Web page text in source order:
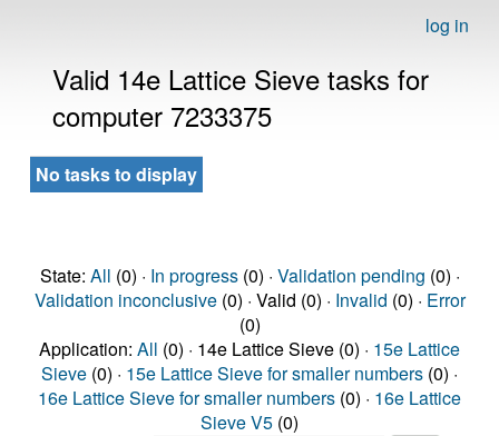
log in
Valid 14e Lattice Sieve tasks for
computer 7233375
No tasks to display
State: All (0) · In progress(0) · Validation pending (0) ·
Validation inconclusive(0) · Valid (0) · Invalid (0) · Error
(0)
Application: All (0) · 14e Lattice Sieve (0) · 15e Lattice
Sieve (0) · 15e Lattice Sieve for smaller numbers (0) ·
16e Lattice Sieve for smaller numbers (0) · 16e Lattice
Sieve V5 (0)